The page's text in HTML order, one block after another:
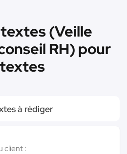
(Veille
RH) pour
à rédiger
client :